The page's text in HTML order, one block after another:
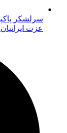
سرلشکر
عزت